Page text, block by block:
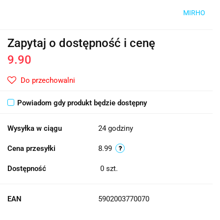
MIRHO
Zapytaj o dostępność i cenę
9.90
Do przechowalni
Powiadom gdy produkt będzie dostępny
Wysyłka w ciągu 24 godziny
Cena przesyłki 8.99
Dostępność 0 szt.
EAN 5902003770070